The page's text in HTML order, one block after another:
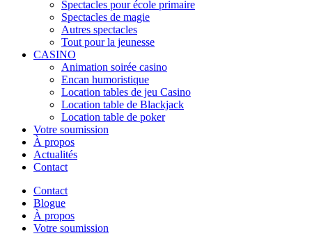
Spectacles pour école primaire
Spectacles de magie
Autres spectacles
Tout pour la jeunesse
CASINO
Animation soirée casino
Encan humoristique
Location tables de jeu Casino
Location table de Blackjack
Location table de poker
Votre soumission
À propos
Actualités
Contact
Contact
Blogue
À propos
Votre soumission